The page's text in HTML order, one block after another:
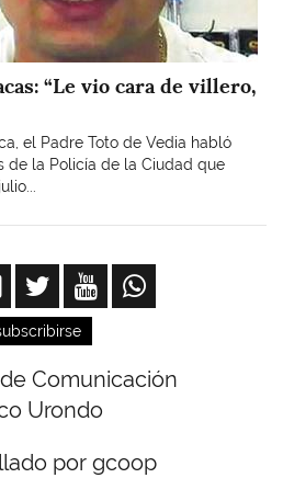
“Le vio cara de villero,
el Padre Toto de Vedia habló
de la Policía de la Ciudad que
Comunicación
Urondo
por gcoop